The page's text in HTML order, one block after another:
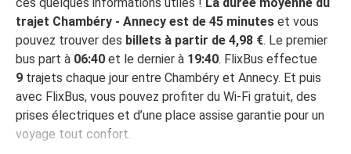
trajet Chambéry - Annecy est de 45 minutes et vous
pouvez trouver des billets à partir de 4,98 €. Le premier
bus part à 06:40 et le dernier à 19:40. FlixBus effectue
9 trajets chaque jour entre Chambéry et Annecy. Et puis
avec FlixBus, vous pouvez profiter du Wi-Fi gratuit, des
prises électriques et d’une place assise garantie pour un
voyage tout confort.